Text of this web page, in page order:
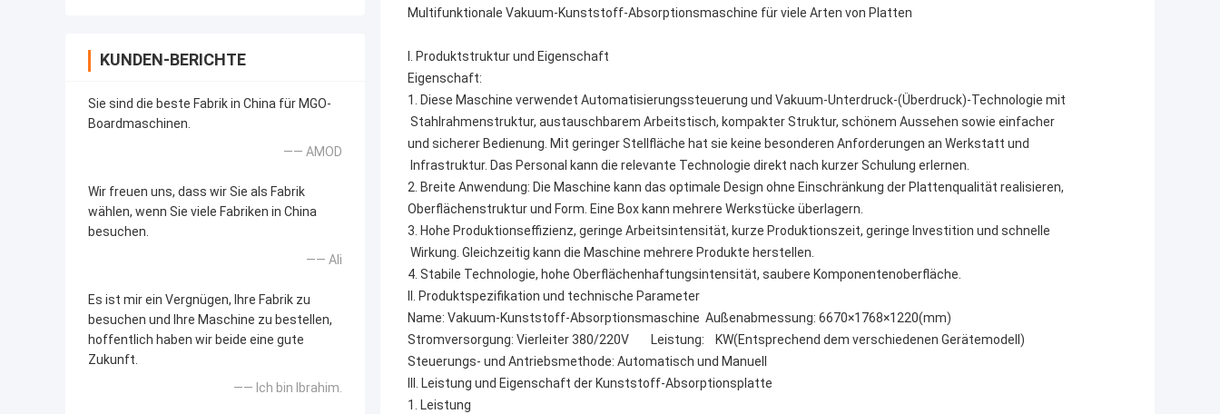
KUNDEN-BERICHTE
Sie sind die beste Fabrik in China für MGO-
Boardmaschinen.
—— AMOD
Wir freuen uns, dass wir Sie als Fabrik
wählen, wenn Sie viele Fabriken in China
besuchen.
—— Ali
Es ist mir ein Vergnügen, Ihre Fabrik zu
besuchen und Ihre Maschine zu bestellen,
hoffentlich haben wir beide eine gute
Zukunft.
—— Ich bin Ibrahim.
Multifunktionale Vakuum-Kunststoff-Absorptionsmaschine für viele Arten von Platten
I. Produktstruktur und Eigenschaft
Eigenschaft:
1. Diese Maschine verwendet Automatisierungssteuerung und Vakuum-Unterdruck-(Überdruck)-Technologie mit
Stahlrahmenstruktur, austauschbarem Arbeitstisch, kompakter Struktur, schönem Aussehen sowie einfacher
und sicherer Bedienung. Mit geringer Stellfläche hat sie keine besonderen Anforderungen an Werkstatt und
Infrastruktur. Das Personal kann die relevante Technologie direkt nach kurzer Schulung erlernen.
2. Breite Anwendung: Die Maschine kann das optimale Design ohne Einschränkung der Plattenqualität realisieren,
Oberflächenstruktur und Form. Eine Box kann mehrere Werkstücke überlagern.
3. Hohe Produktionseffizienz, geringe Arbeitsintensität, kurze Produktionszeit, geringe Investition und schnelle
Wirkung. Gleichzeitig kann die Maschine mehrere Produkte herstellen.
4. Stabile Technologie, hohe Oberflächenhaftungsintensität, saubere Komponentenoberfläche.
II. Produktspezifikation und technische Parameter
Name: Vakuum-Kunststoff-Absorptionsmaschine Außenabmessung: 6670×1768×1220(mm)
Stromversorgung: Vierleiter 380/220V Leistung: KW(Entsprechend dem verschiedenen Gerätemodell)
Steuerungs- und Antriebsmethode: Automatisch und Manuell
III. Leistung und Eigenschaft der Kunststoff-Absorptionsplatte
1. Leistung